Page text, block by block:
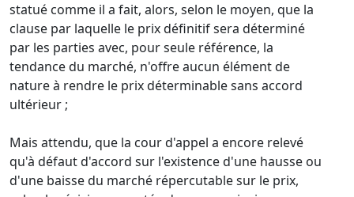
statué comme il a fait, alors, selon le moyen, que la
clause par laquelle le prix définitif sera déterminé
par les parties avec, pour seule référence, la
tendance du marché, n'offre aucun élément de
nature à rendre le prix déterminable sans accord
ultérieur ;
Mais attendu, que la cour d'appel a encore relevé
qu'à défaut d'accord sur l'existence d'une hausse ou
d'une baisse du marché répercutable sur le prix,